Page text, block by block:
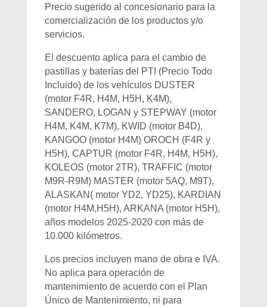
Precio sugerido al concesionario para la
comercialización de los productos y/o
servicios.
El descuento aplica para el cambio de
pastillas y baterías del PTI (Precio Todo
Incluido) de los vehículos DUSTER
(motor F4R, H4M, H5H, K4M),
SANDERO, LOGAN y STEPWAY (motor
H4M, K4M, K7M), KWID (motor B4D),
KANGOO (motor H4M) OROCH (F4R y
H5H), CAPTUR (motor F4R, H4M, H5H),
KOLEOS (motor 2TR), TRAFFIC (motor
M9R-R9M) MASTER (motor 5AQ, M9T),
ALASKAN( motor YD2, YD25), KARDIAN
(motor H4M,H5H), ARKANA (motor H5H),
años modelos 2025-2020 con más de
10.000 kilómetros.
Los precios incluyen mano de obra e IVA.
No aplica para operación de
mantenimiento de acuerdo con el Plan
Único de Mantenimiento, ni para